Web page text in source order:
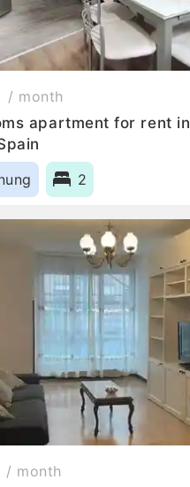
/ month
apartment for rent in
2
/ month